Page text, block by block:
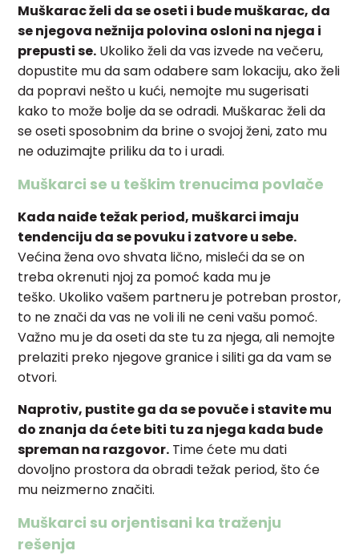
Muškarac želi da se oseti i bude muškarac, da
se njegova nežnija polovina osloni na njega i
prepusti se. Ukoliko želi da vas izvede na večeru,
dopustite mu da sam odabere sam lokaciju, ako želi
da popravi nešto u kući, nemojte mu sugerisati
kako to može bolje da se odradi. Muškarac želi da
se oseti sposobnim da brine o svojoj ženi, zato mu
ne oduzimajte priliku da to i uradi.
Muškarci se u teškim trenucima povlače
Kada naiđe težak period, muškarci imaju
tendenciju da se povuku i zatvore u sebe.
Većina žena ovo shvata lično, misleći da se on
treba okrenuti njoj za pomoć kada mu je
teško. Ukoliko vašem partneru je potreban prostor,
to ne znači da vas ne voli ili ne ceni vašu pomoć.
Važno mu je da oseti da ste tu za njega, ali nemojte
prelaziti preko njegove granice i siliti ga da vam se
otvori.
Naprotiv, pustite ga da se povuče i stavite mu
do znanja da ćete biti tu za njega kada bude
spreman na razgovor. Time ćete mu dati
dovoljno prostora da obradi težak period, što će
mu neizmerno značiti.
Muškarci su orjentisani ka traženju
rešenja